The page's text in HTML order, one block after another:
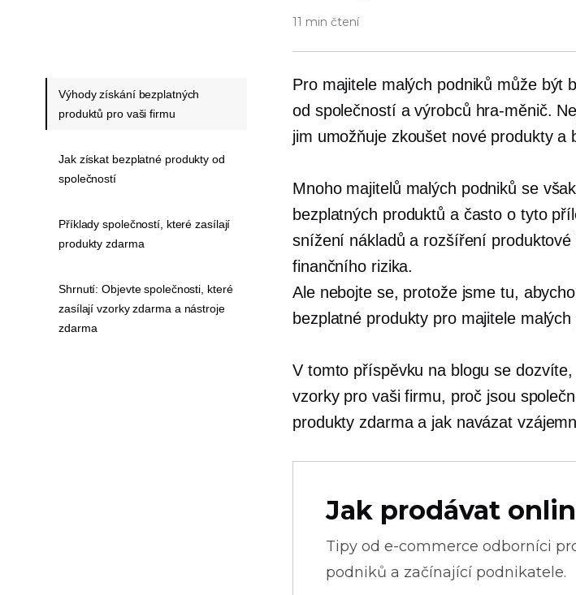
11 min čtení
Pro majitele malých podniků může být
od společností a výrobců hra-měnič.
jim umožňuje zkoušet nové produkty a
Mnoho majitelů malých podniků se
bezplatných produktů a často o tyto
snížení nákladů a rozšíření
finančního rizika.
Ale nebojte se, protože jsme tu,
bezplatné produkty pro majitele malých
V tomto příspěvku na blogu se
vzorky pro vaši firmu, proč jsou
produkty zdarma a jak navázat
Jak prodávat
Tipy od e-commerce odborníci
podniků a začínající podnikatele.
Výhody získání bezplatných
produktů pro vaši firmu
Jak získat bezplatné produkty od
společností
Příklady společností, které zasílají
produkty zdarma
Shrnutí: Objevte společnosti, které
zasílají vzorky zdarma a nástroje
zdarma